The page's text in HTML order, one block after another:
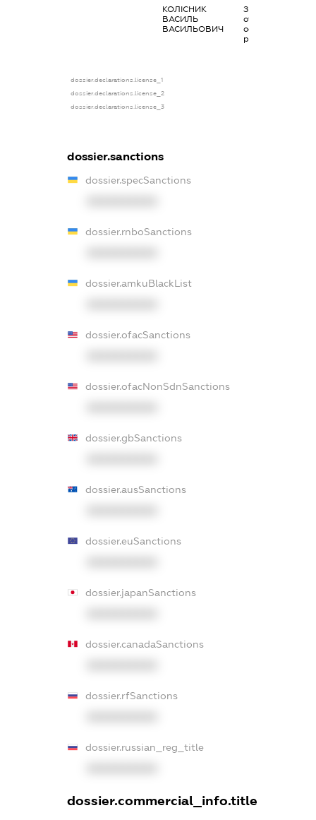
КОЛІСНИК
ВАСИЛЬ
ВАСИЛЬОВИЧ
Заробітна плата
отримана за
основним місцем
роботи
dossier.declarations.license_1
dossier.declarations.license_2
dossier.declarations.license_3
dossier.sanctions
dossier.specSanctions
dossier.rnboSanctions
dossier.amkuBlackList
dossier.ofacSanctions
dossier.ofacNonSdnSanctions
dossier.gbSanctions
dossier.ausSanctions
dossier.euSanctions
dossier.japanSanctions
dossier.canadaSanctions
dossier.rfSanctions
dossier.russian_reg_title
dossier.commercial_info.title